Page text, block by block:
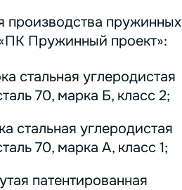
производства пружинных
Пружинный проект»:
стальная углеродистая
70, марка Б, класс 2;
стальная углеродистая
70, марка А, класс 1;
патентированная